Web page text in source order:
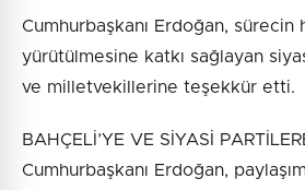
Cumhurbaşkanı Erdoğan, sürecin
yürütülmesine katkı sağlayan
ve milletvekillerine teşekkür etti.
BAHÇELİ’YE VE SİYASİ
Cumhurbaşkanı Erdoğan,